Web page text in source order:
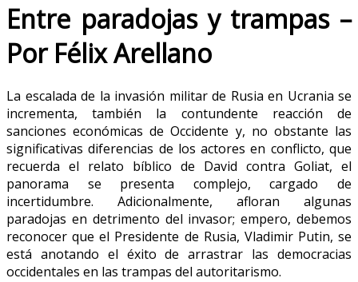
Entre paradojas y trampas –
Por Félix Arellano
La escalada de la invasión militar de Rusia en Ucrania se
incrementa, también la contundente reacción de
sanciones económicas de Occidente y, no obstante las
significativas diferencias de los actores en conflicto, que
recuerda el relato bíblico de David contra Goliat, el
panorama se presenta complejo, cargado de
incertidumbre. Adicionalmente, afloran algunas
paradojas en detrimento del invasor; empero, debemos
reconocer que el Presidente de Rusia, Vladimir Putin, se
está anotando el éxito de arrastrar las democracias
occidentales en las trampas del autoritarismo.